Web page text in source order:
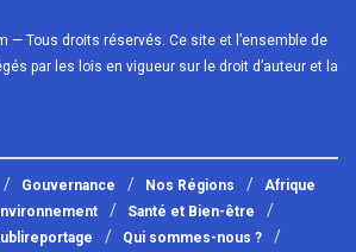
— Tous droits réservés. Ce site et l’ensemble de
par les lois en vigueur sur le droit d’auteur et la
Gouvernance Nos Régions
Afrique
Santé et Bien-être
Qui sommes-nous ?